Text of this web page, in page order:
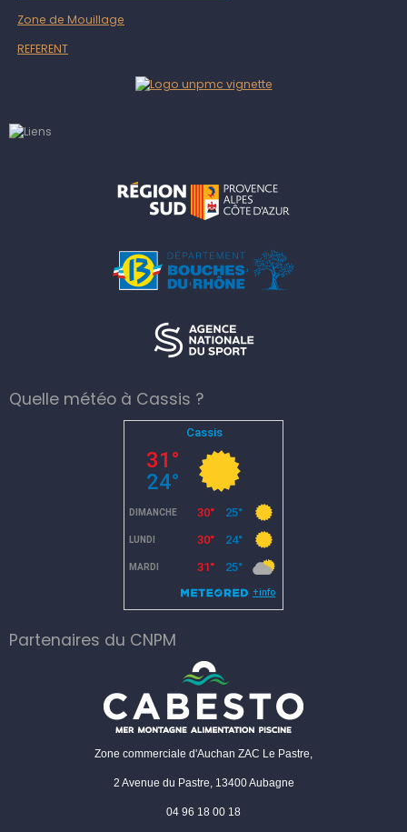
Zone de Mouillage
REFERENT
Quelle météo à Cassis ?
Partenaires du CNPM
Zone commerciale d'Auchan ZAC Le Pastre,
2 Avenue du Pastre, 13400 Aubagne
04 96 18 00 18